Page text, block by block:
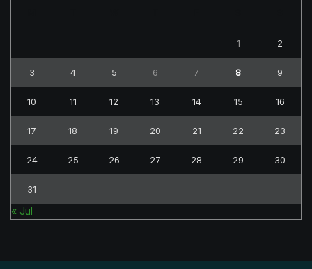
1 2
3 4 5 6 7 8 9
10 11 12 13 14 15 16
17 18 19 20 21 22 23
24 25 26 27 28 29 30
31
« Jul